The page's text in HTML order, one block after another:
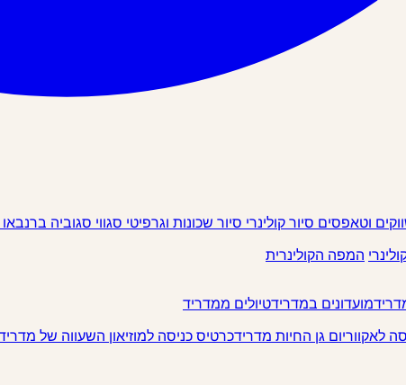
וטאפסים סיור קולינרי סיור שכונות וגרפיטי סגווי סגוביה ברנבאו
המפה הקולינרית
מועדונים במדרידטיולים ממדריד
לאקווריום גן החיות מדרידכרטיס כניסה למוזיאון השעווה של